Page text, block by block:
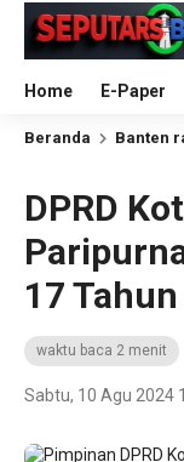
Home E-Paper
Beranda Banten
DPRD
17 Tahun
waktu baca 2 menit
Sabtu, 10 Agu 2024